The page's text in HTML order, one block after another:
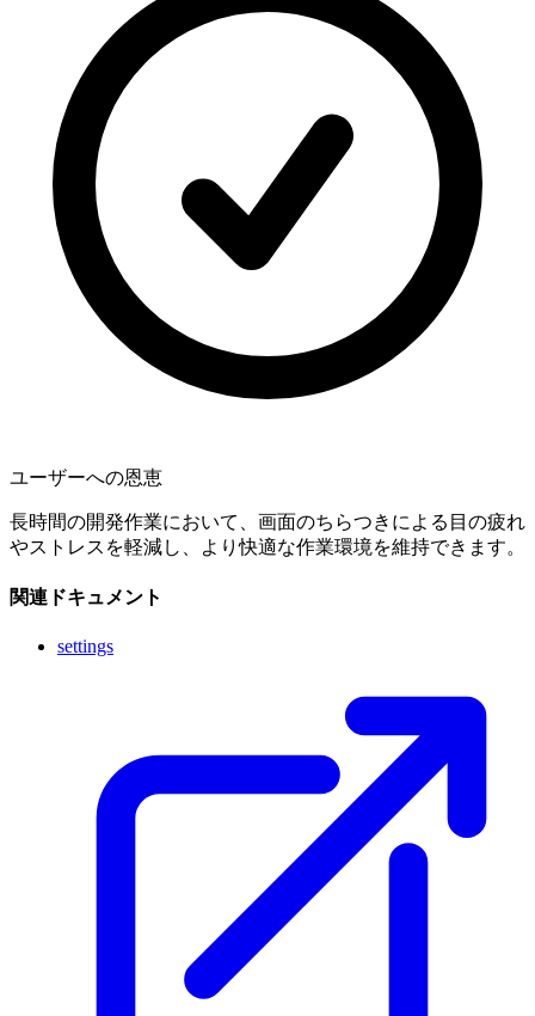
ユーザーへの恩恵
長時間の開発作業において、画面のちらつきによる目の疲れ
やストレスを軽減し、より快適な作業環境を維持できます。
関連ドキュメント
settings